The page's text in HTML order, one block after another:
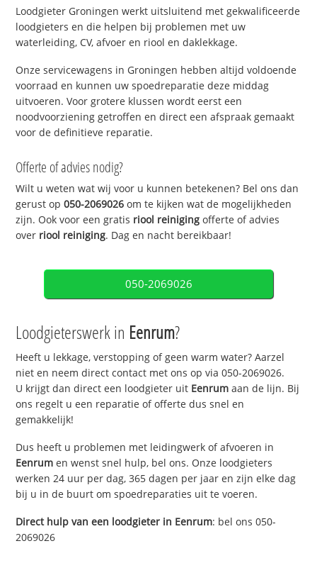
Loodgieter Groningen werkt uitsluitend met gekwalificeerde
loodgieters en die helpen bij problemen met uw
waterleiding, CV, afvoer en riool en daklekkage.
Onze servicewagens in Groningen hebben altijd voldoende
voorraad en kunnen uw spoedreparatie deze middag
uitvoeren. Voor grotere klussen wordt eerst een
noodvoorziening getroffen en direct een afspraak gemaakt
voor de definitieve reparatie.
Offerte of advies nodig?
Wilt u weten wat wij voor u kunnen betekenen? Bel ons dan
gerust op050-2069026 om te kijken wat de mogelijkheden
zijn. Ook voor een gratis riool reiniging offerte of advies
over riool reiniging. Dag en nacht bereikbaar!
050-2069026
Loodgieterswerk in Eenrum?
Heeft u lekkage, verstopping of geen warm water? Aarzel
niet en neem direct contact met ons op via 050-2069026.
U krijgt dan direct een loodgieter uit Eenrum aan de lijn. Bij
ons regelt u een reparatie of offerte dus snel en
gemakkelijk!
Dus heeft u problemen met leidingwerk of afvoeren in
Eenrum en wenst snel hulp, bel ons. Onze loodgieters
werken 24 uur per dag, 365 dagen per jaar en zijn elke dag
bij u in de buurt om spoedreparaties uit te voeren.
Direct hulp van een loodgieter in Eenrum: bel ons 050-
2069026